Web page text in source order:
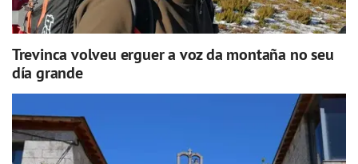
Trevinca volveu erguer a voz da montaña no seu
día grande